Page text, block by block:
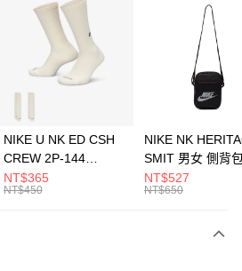
21家銀行
第一商業銀行
彰化商業銀行
NIKE U NK ED CSH
CREW 2P-144
EMBRDY 男女 短統襪
FZ3073133
NT$365
NT$450
NIKE NK
SMIT 男女 側背
BA5871010
NT$527
NT$650